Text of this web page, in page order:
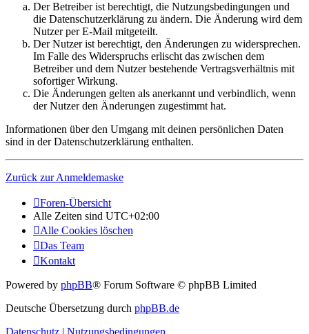
Der Betreiber ist berechtigt, die Nutzungsbedingungen und
die Datenschutzerklärung zu ändern. Die Änderung wird dem
Nutzer per E-Mail mitgeteilt.
Der Nutzer ist berechtigt, den Änderungen zu widersprechen.
Im Falle des Widerspruchs erlischt das zwischen dem
Betreiber und dem Nutzer bestehende Vertragsverhältnis mit
sofortiger Wirkung.
Die Änderungen gelten als anerkannt und verbindlich, wenn
der Nutzer den Änderungen zugestimmt hat.
Informationen über den Umgang mit deinen persönlichen Daten
sind in der Datenschutzerklärung enthalten.
Zurück zur Anmeldemaske
Foren-Übersicht
Alle Zeiten sind UTC+02:00
Alle Cookies löschen
Das Team
Kontakt
Powered by phpBB® Forum Software © phpBB Limited
Deutsche Übersetzung durch phpBB.de